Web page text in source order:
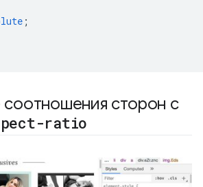
;
сторон с
ratio